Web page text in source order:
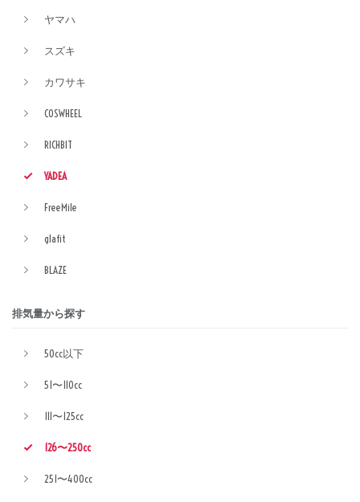
ヤマハ
スズキ
カワサキ
COSWHEEL
RICHBIT
YADEA
FreeMile
glafit
BLAZE
排気量から探す
50cc以下
51〜110cc
111〜125cc
126〜250cc
251〜400cc